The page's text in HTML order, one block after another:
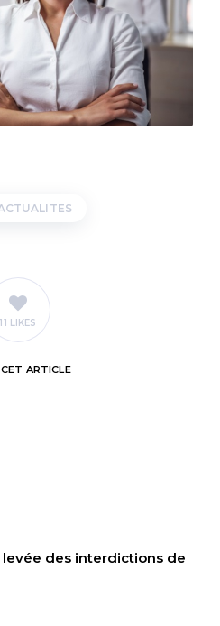
11 LIKES
CET ARTICLE
levée des interdictions de